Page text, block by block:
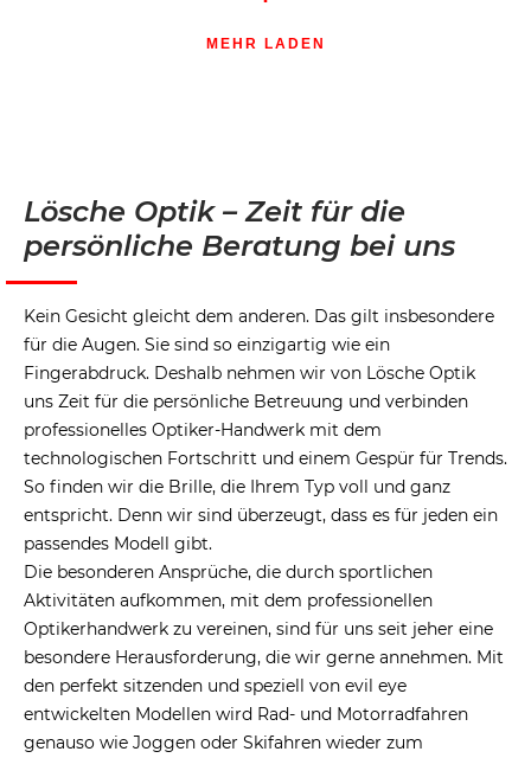
MEHR LADEN
Lösche Optik – Zeit für die
persönliche Beratung bei uns
Kein Gesicht gleicht dem anderen. Das gilt insbesondere
für die Augen. Sie sind so einzigartig wie ein
Fingerabdruck. Deshalb nehmen wir von Lösche Optik
uns Zeit für die persönliche Betreuung und verbinden
professionelles Optiker-Handwerk mit dem
technologischen Fortschritt und einem Gespür für Trends.
So finden wir die Brille, die Ihrem Typ voll und ganz
entspricht. Denn wir sind überzeugt, dass es für jeden ein
passendes Modell gibt.
Die besonderen Ansprüche, die durch sportlichen
Aktivitäten aufkommen, mit dem professionellen
Optikerhandwerk zu vereinen, sind für uns seit jeher eine
besondere Herausforderung, die wir gerne annehmen. Mit
den perfekt sitzenden und speziell von evil eye
entwickelten Modellen wird Rad- und Motorradfahren
genauso wie Joggen oder Skifahren wieder zum